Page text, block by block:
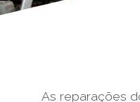
As reparações